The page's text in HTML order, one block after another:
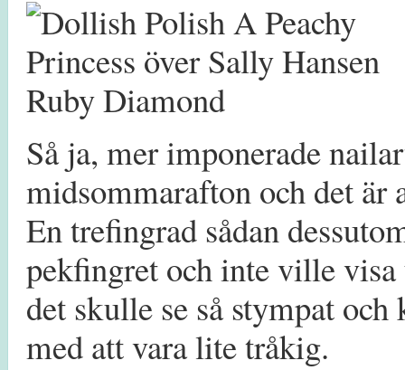
Så ja, mer imponerade
midsommarafton och det är
En trefingrad sådan
pekfingret och inte ville
det skulle se så stympat
med att vara lite tråkig.